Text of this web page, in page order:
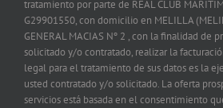
tratamiento por parte de REAL CLUB
G29901550, con domicilio en MELILLA
GENERAL MACIAS Nº 2 , con la finalidad de
solicitado y/o contratado, realizar la
legal para el tratamiento de sus datos es la
usted contratado y/o solicitado. La oferta
servicios está basada en el consentimiento